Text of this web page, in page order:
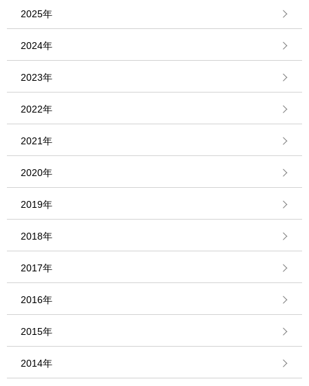
2025年
2024年
2023年
2022年
2021年
2020年
2019年
2018年
2017年
2016年
2015年
2014年